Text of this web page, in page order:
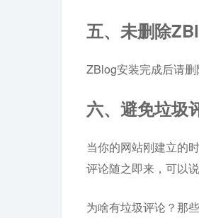
五、未删除
ZBlog安装完成后请
六、避免垃圾
当你的网站刚建立的
评论随之即来，可以
为啥有垃圾评论？那